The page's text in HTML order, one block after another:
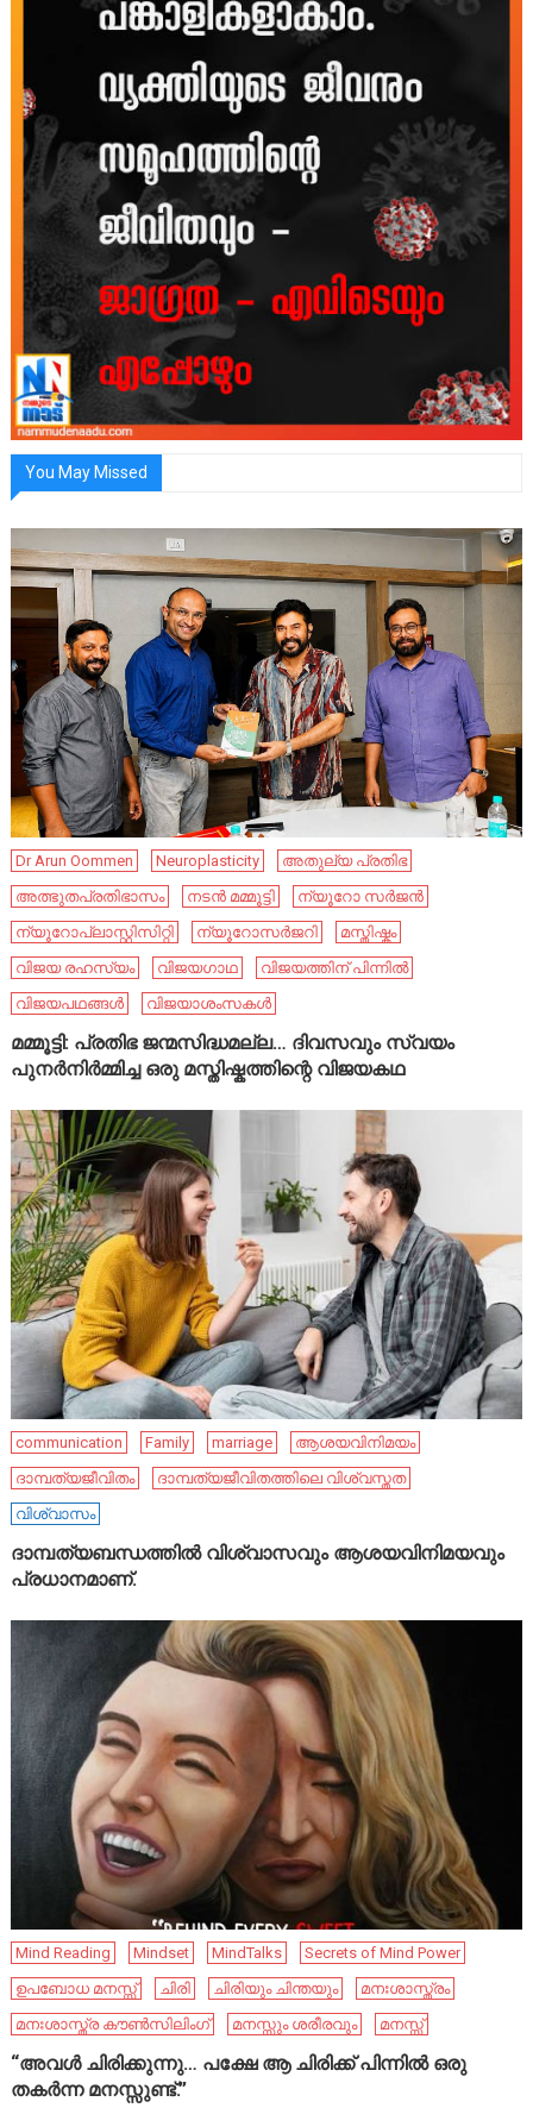
You May Missed
Dr Arun Oommen Neuroplasticity
അതുല്യ പ്രതിഭ
അത്ഭുതപ്രതിഭാസം
നടൻ മമ്മൂട്ടി
ന്യൂറോ സർജൻ
ന്യൂറോപ്ലാസ്റ്റിസിറ്റി
ന്യൂറോസർജറി
മസ്തിഷ്കം
വിജയ രഹസ്യം
വിജയഗാഥ
വിജയത്തിന് പിന്നിൽ
വിജയപഥങ്ങൾ
വിജയാശംസകൾ
മമ്മൂട്ടി: പ്രതിഭ ജന്മസിദ്ധമല്ല… ദിവസവും സ്വയം
പുനർനിർമ്മിച്ച ഒരു മസ്തിഷ്കത്തിന്റെ വിജയകഥ
communication Family marriage
ആശയവിനിമയം
ദാമ്പത്യജീവിതം
ദാമ്പത്യജീവിതത്തിലെ വിശ്വസ്തത
വിശ്വാസം
ദാമ്പത്യബന്ധത്തിൽ വിശ്വാസവും ആശയവിനിമയവും
പ്രധാനമാണ്.
Mind Reading Mindset MindTalks
Secrets of Mind Power
ഉപബോധ മനസ്സ്
ചിരി ചിരിയും ചിന്തയും
മനഃശാസ്ത്രം
മനഃശാസ്ത്ര കൗൺസിലിംഗ്
മനസ്സും ശരീരവും മനസ്സ്
“അവൾ ചിരിക്കുന്നു… പക്ഷേ ആ ചിരിക്ക് പിന്നിൽ ഒരു
തകർന്ന മനസ്സുണ്ട്.”